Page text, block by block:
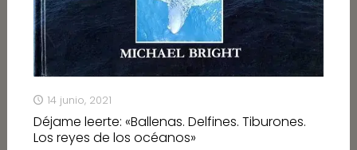
14 junio, 2021
Déjame leerte: «Ballenas. Delfines. Tiburones.
Los reyes de los océanos»